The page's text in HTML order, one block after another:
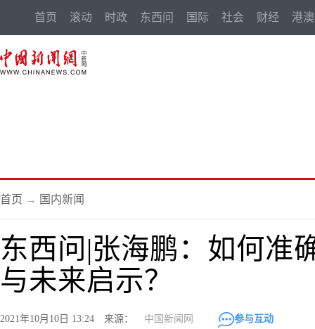
首页 滚动 时政 东西问 国际 社会 财经 港澳
首页 → 国内新闻
东西问|张海鹏：如何准
与未来启示？
2021年10月10日 13:24 来源： 中国新闻网 参与互动